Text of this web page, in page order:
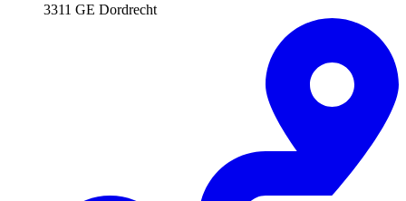
3311 GE Dordrecht